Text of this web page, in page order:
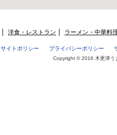
洋食・レストラン ラーメン・中華料
サイトポリシー プライバシーポリシー
Copyright © 2016 木更津